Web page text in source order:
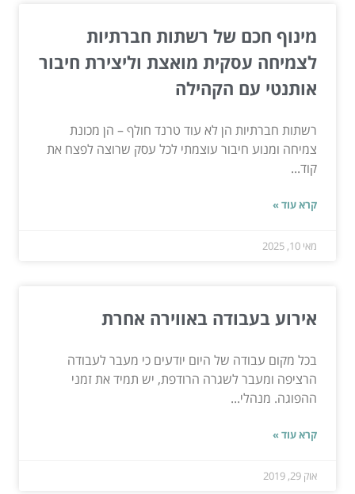
מינוף חכם של רשתות חברתיות
לצמיחה עסקית מואצת וליצירת חיבור
אותנטי עם הקהילה
רשתות חברתיות הן לא עוד טרנד חולף – הן מכונת
צמיחה ומנוע חיבור עוצמתי לכל עסק שרוצה לפצח את
קוד...
קרא עוד »
מאי 10, 2025
אירוע בעבודה באווירה אחרת
בכל מקום עבודה של היום יודעים כי מעבר לעבודה
הרציפה ומעבר לשגרה הרודפת, יש תמיד את זמני
ההפוגה. מנהלי...
קרא עוד »
אוק 29, 2019